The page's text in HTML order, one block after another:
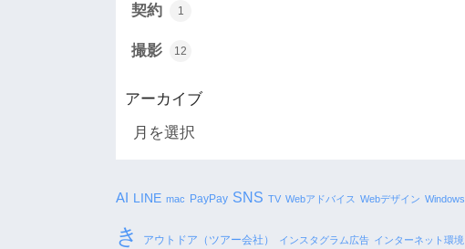
契約 1
撮影 12
アーカイブ
AI LINE mac PayPay SNS TV Webアドバイス Webデザイン Windows
き
アウトドア（ツアー会社） インスタグラム広告 インターネット環境